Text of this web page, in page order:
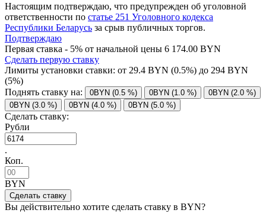
Настоящим подтверждаю, что предупрежден об уголовной
ответственности по статье 251 Уголовного кодекса
Республики Беларусь за срыв публичных торгов.
Подтверждаю
Первая ставка - 5% от начальной цены 6 174.00 BYN
Сделать первую ставку
Лимиты установки ставки: от 29.4 BYN (0.5%) до 294 BYN
(5%)
Поднять ставку на:
0BYN (0.5 %) 0BYN (1.0 %)
0BYN (2.0 %)
0BYN (3.0 %)
0BYN (4.0 %) 0BYN (5.0 %)
Сделать ставку:
Рубли
.
Коп.
BYN
Вы действительно хотите сделать ставку в BYN?